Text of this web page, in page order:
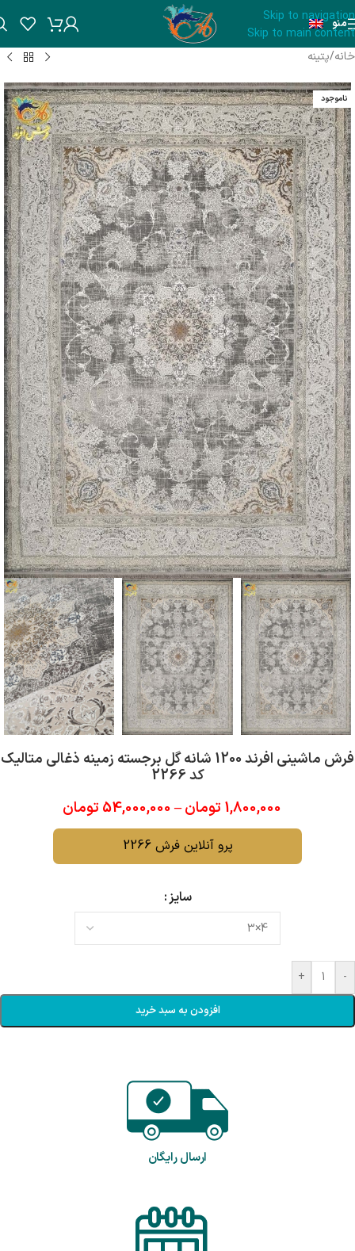
Skip to navigation
Skip to main content
منو
خانه/پتینه
ناموجود
فرش ماشینی افرند 1200 شانه گل برجسته زمینه ذغالی متالیک
کد 2266
1,800,000 تومان –
54,000,000 تومان
پرو آنلاین فرش 2266
سایز
-
+
افزودن به سبد خرید
ارسال رایگان